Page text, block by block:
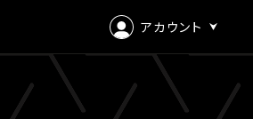
アカウント
ログイン
会員登録